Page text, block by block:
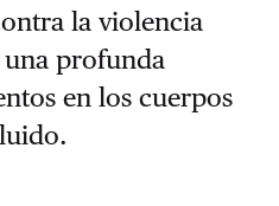
la violencia
profunda
en los cuerpos